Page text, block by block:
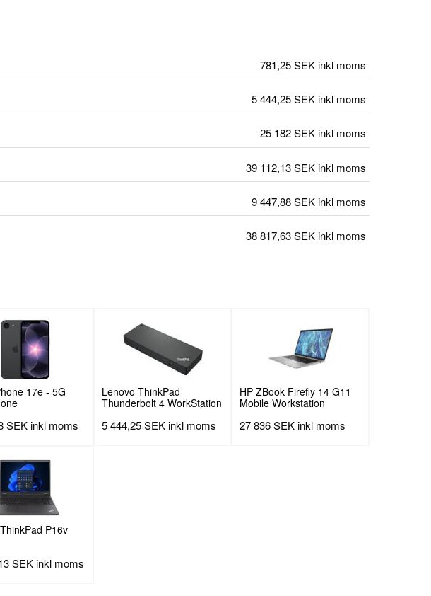
781,25 SEKinkl moms
5 444,25 SEKinkl moms
25 182 SEKinkl moms
39 112,13 SEKinkl moms
9 447,88 SEKinkl moms
38 817,63 SEKinkl moms
17e - 5G
SEKinkl moms
Lenovo ThinkPad
Thunderbolt 4 WorkStation
5 444,25 SEKinkl moms
HP ZBook Firefly 14 G11
Mobile Workstation
27 836 SEKinkl moms
P16v
SEKinkl moms